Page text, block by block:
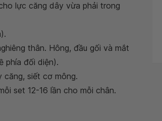
lực căng dây vừa phải trong
thân. Hông, đầu gối và mắt
phía đối diện).
căng, siết cơ mông.
set 12-16 lần cho mỗi chân.